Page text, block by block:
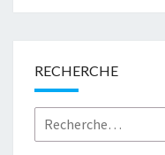
RECHERCHE
Rechercher :